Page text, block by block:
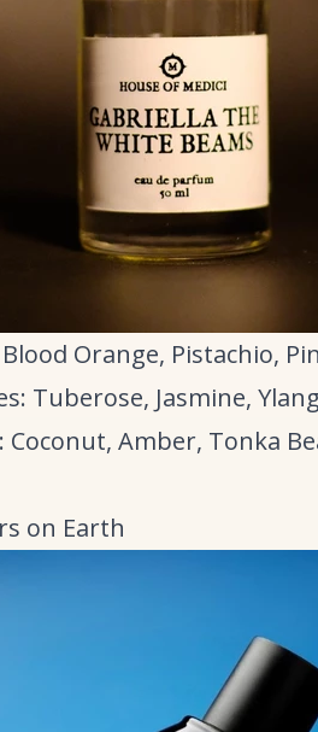
Orange, Pistachio,
Tuberose, Jasmine,
Coconut, Amber, Tonka
on Earth